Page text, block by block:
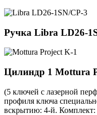
Ручка Libra LD26-
Цилиндр 1 Mottura
(5 ключей с лазерной
профиля ключа
вскрытию: 4-й.